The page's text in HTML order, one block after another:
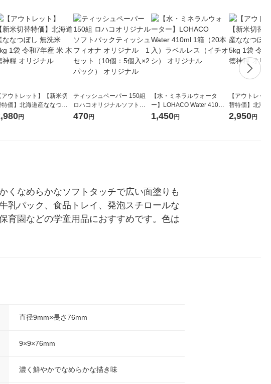
アウトレット】【新米切
特価】北海道産ななつぼ
無洗米 5kg 1袋 令和7年産
木徳神糧 オリジナル
円
ティッシュペーパー 150組
ロハコオリジナルソフトパ
ックティッシュ フィオナ オ
470円
【水・ミネラルウォータ
ー】LOHACO Water 410ml
1箱（20本入）ラベルレス
（イチオシ） オリジナル
1,450円
【アウトレッ
替特価】北海
し 精白米 5kg
米 木徳神糧 オ
2,950円
くなめらかなソフトタッチで広い面塗りも
乳パック、食品トレイ、発泡スチロールな
育園などの学童用品におすすめです。色は
直径9mm×長さ76mm
9×9×76mm
濃く鮮やかでなめらかな描き味